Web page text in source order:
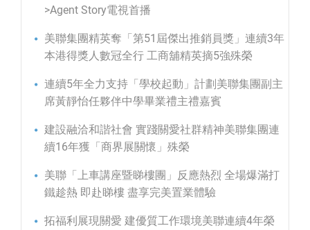
>Agent Story電視首播
美聯集團精英奪「第51屆傑出推銷員獎」連續3年
本港得獎人數冠全行 工商舖精英摘5強殊榮
連續5年全力支持「學校起動」計劃美聯集團副主
席黃靜怡任夥伴中學畢業禮主禮嘉賓
建設融洽和諧社會 實踐關愛社群精神美聯集團連
續16年獲「商界展關懷」殊榮
美聯「上車講座暨睇樓團」反應熱烈 全場爆滿打
鐵趁熱 即赴睇樓 盡享完美置業體驗
拓福利展現關愛 建優質工作環境美聯連續4年榮